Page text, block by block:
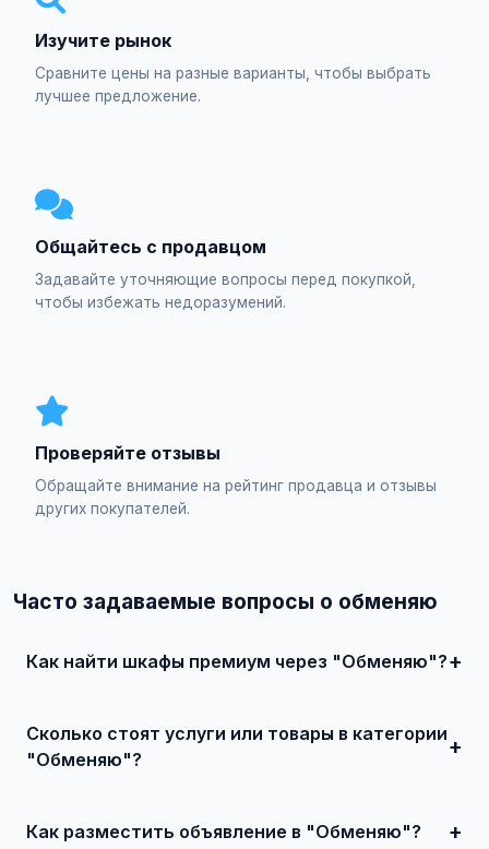
Изучите рынок
Сравните цены на разные варианты, чтобы выбрать
лучшее предложение.
Общайтесь с продавцом
Задавайте уточняющие вопросы перед покупкой,
чтобы избежать недоразумений.
Проверяйте отзывы
Обращайте внимание на рейтинг продавца и отзывы
других покупателей.
Часто задаваемые вопросы о обменяю
Как найти шкафы премиум через "Обменяю"?
и договоритесь о сделке.
Сколько стоят услуги или товары в категории
"Обменяю"?
Как разместить объявление в "Обменяю"?